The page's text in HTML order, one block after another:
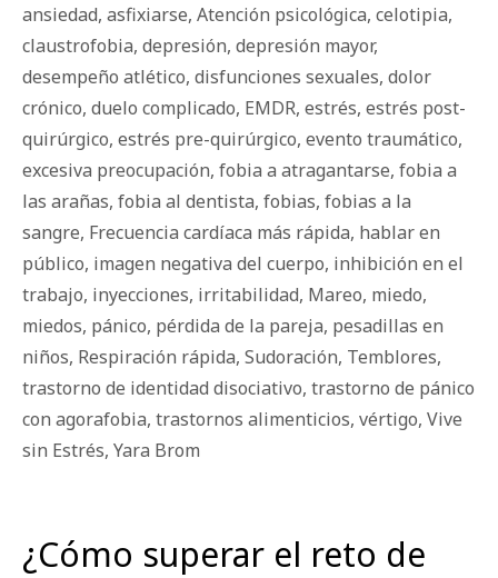
ansiedad, asfixiarse, Atención psicológica, celotipia,
claustrofobia, depresión, depresión mayor,
desempeño atlético, disfunciones sexuales, dolor
crónico, duelo complicado, EMDR, estrés, estrés post-
quirúrgico, estrés pre-quirúrgico, evento traumático,
excesiva preocupación, fobia a atragantarse, fobia a
las arañas, fobia al dentista, fobias, fobias a la
sangre, Frecuencia cardíaca más rápida, hablar en
público, imagen negativa del cuerpo, inhibición en el
trabajo, inyecciones, irritabilidad, Mareo, miedo,
miedos, pánico, pérdida de la pareja, pesadillas en
niños, Respiración rápida, Sudoración, Temblores,
trastorno de identidad disociativo, trastorno de pánico
con agorafobia, trastornos alimenticios, vértigo, Vive
sin Estrés, Yara Brom
¿Cómo superar el reto de